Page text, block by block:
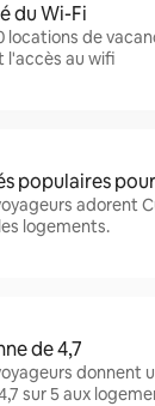
du Wi-Fi
locations de
l'accès au wifi
populaires
adorent
logements.
de 4,7
donnent
sur 5 aux